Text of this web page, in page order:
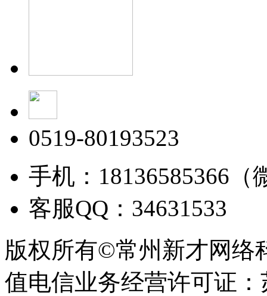
0519-80193523
手机：18136585366（
客服QQ：34631533
版权所有©常州新才网络
值电信业务经营许可证